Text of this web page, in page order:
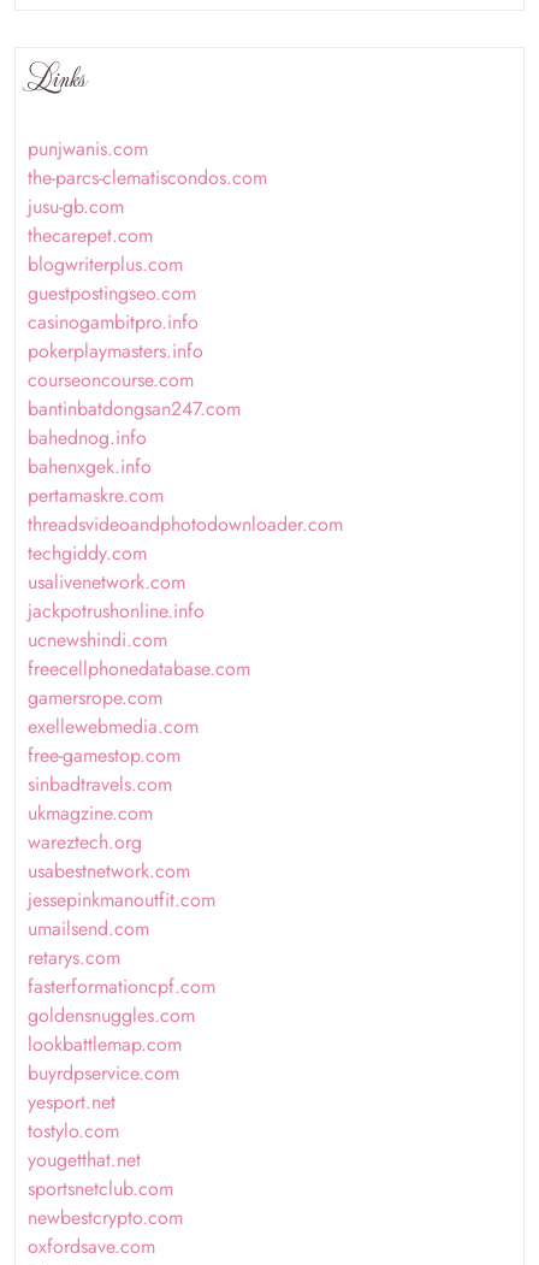
Links
punjwanis.com
the-parcs-clematiscondos.com
jusu-gb.com
thecarepet.com
blogwriterplus.com
guestpostingseo.com
casinogambitpro.info
pokerplaymasters.info
courseoncourse.com
bantinbatdongsan247.com
bahednog.info
bahenxgek.info
pertamaskre.com
threadsvideoandphotodownloader.com
techgiddy.com
usalivenetwork.com
jackpotrushonline.info
ucnewshindi.com
freecellphonedatabase.com
gamersrope.com
exellewebmedia.com
free-gamestop.com
sinbadtravels.com
ukmagzine.com
wareztech.org
usabestnetwork.com
jessepinkmanoutfit.com
umailsend.com
retarys.com
fasterformationcpf.com
goldensnuggles.com
lookbattlemap.com
buyrdpservice.com
yesport.net
tostylo.com
yougetthat.net
sportsnetclub.com
newbestcrypto.com
oxfordsave.com